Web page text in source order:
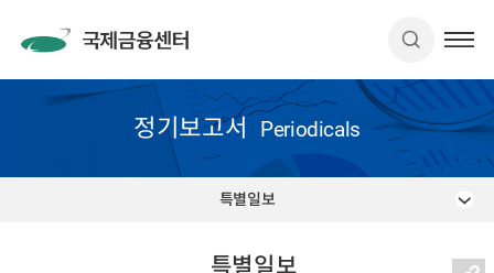
정기보고서 Periodicals
특별일보
특별일보